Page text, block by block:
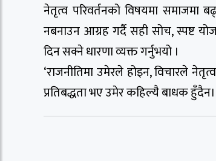
नेतृत्व परिवर्तनको विषयमा
नबनाउन आग्रह गर्दै सही सोच, स्पष्ट
दिन सक्ने धारणा व्यक्त गर्नुभयो ।
‘राजनीतिमा उमेरले होइन, विचारले
प्रतिबद्धता भए उमेर कहिल्यै बाधक